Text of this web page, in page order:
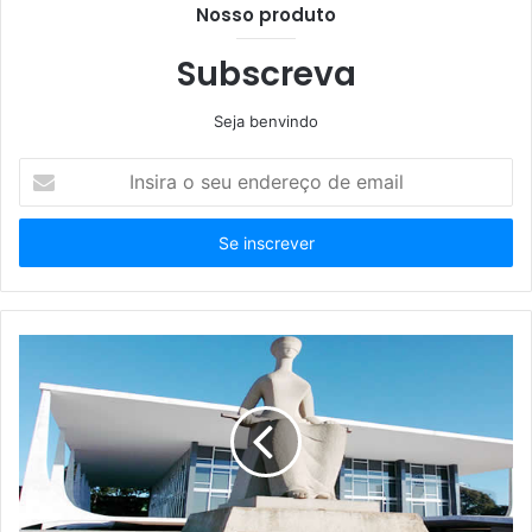
Nosso produto
Subscreva
Seja benvindo
seu
de
email